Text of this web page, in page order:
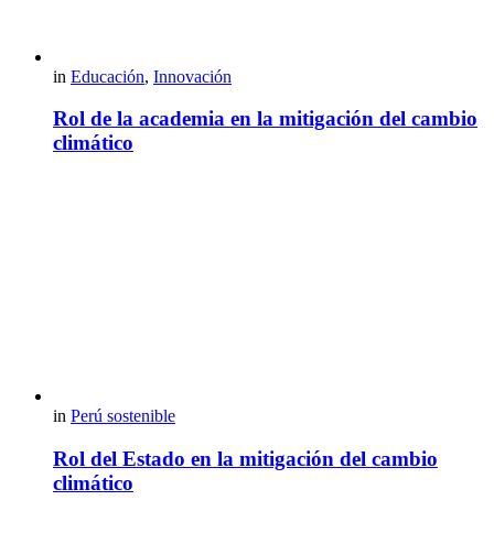
in Educación, Innovación
Rol de la academia en la mitigación del cambio
climático
in Perú sostenible
Rol del Estado en la mitigación del cambio
climático